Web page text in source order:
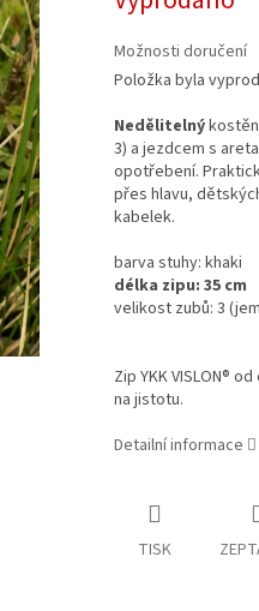
cena:
Možnosti doručení
Položka byla
Nedělitelný
3) a jezdcem s
opotřebení.
přes hlavu,
kabelek.
barva stuhy: khaki
délka zipu: 35 cm
velikost zubů: 3
Zip YKK VISLON®
na jistotu.
Detailní informace
TISK